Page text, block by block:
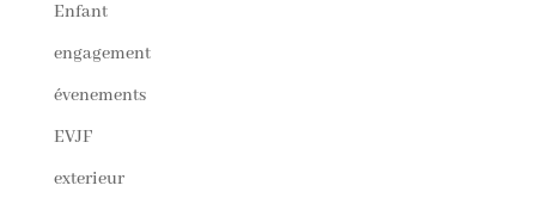
Enfant
engagement
évenements
EVJF
exterieur